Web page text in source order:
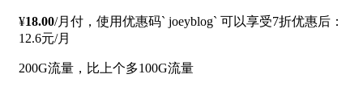
¥18.00/月付，使用优惠码` joeyblog` 可以享受7折优惠后：
12.6元/月
200G流量，比上个多100G流量